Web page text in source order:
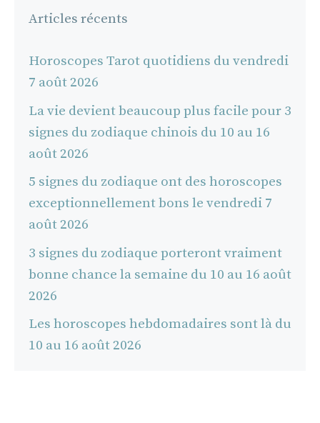
Articles récents
Horoscopes Tarot quotidiens du vendredi
7 août 2026
La vie devient beaucoup plus facile pour 3
signes du zodiaque chinois du 10 au 16
août 2026
5 signes du zodiaque ont des horoscopes
exceptionnellement bons le vendredi 7
août 2026
3 signes du zodiaque porteront vraiment
bonne chance la semaine du 10 au 16 août
2026
Les horoscopes hebdomadaires sont là du
10 au 16 août 2026